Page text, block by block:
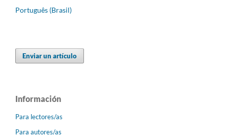
Português (Brasil)
Enviar un artículo
Información
Para lectores/as
Para autores/as